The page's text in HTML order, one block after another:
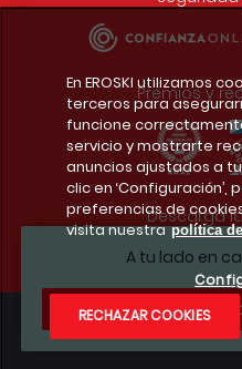
A tu lado en
¿Te
Premios y
Descarga
Condiciones legales
En EROSKI utilizamos
terceros para
funcione
servicio y mostrarte
anuncios ajustados a
clic en ‘Configuración’,
preferencias de
visita nuestra política
RECHAZAR COOKIES